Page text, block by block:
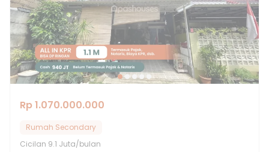
Rp 1.070.000.000
Rumah Secondary
Cicilan 9.1 Juta/bulan